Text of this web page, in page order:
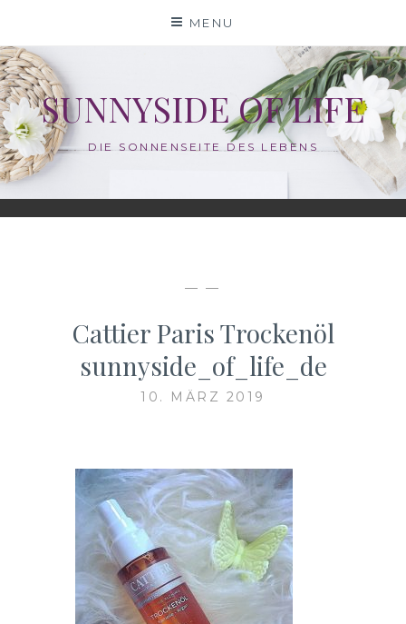
content
MENU
SUNNYSIDE OF LIFE
DIE SONNENSEITE DES LEBENS
— —
Cattier Paris Trockenöl
sunnyside_of_life_de
10. MÄRZ 2019